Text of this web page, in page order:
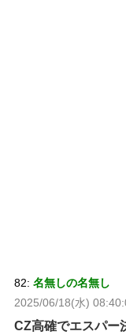
82: 名無しの名無し
2025/06/18(水)
CZ高確でエスパー